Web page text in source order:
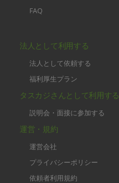
FAQ
法人として利用する
法人として依頼する
福利厚生プラン
タスカジさんとして利用する
説明会・面接に参加する
運営・規約
運営会社
プライバシーポリシー
依頼者利用規約